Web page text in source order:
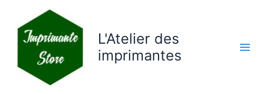
contenu
L'Atelier des
imprimantes